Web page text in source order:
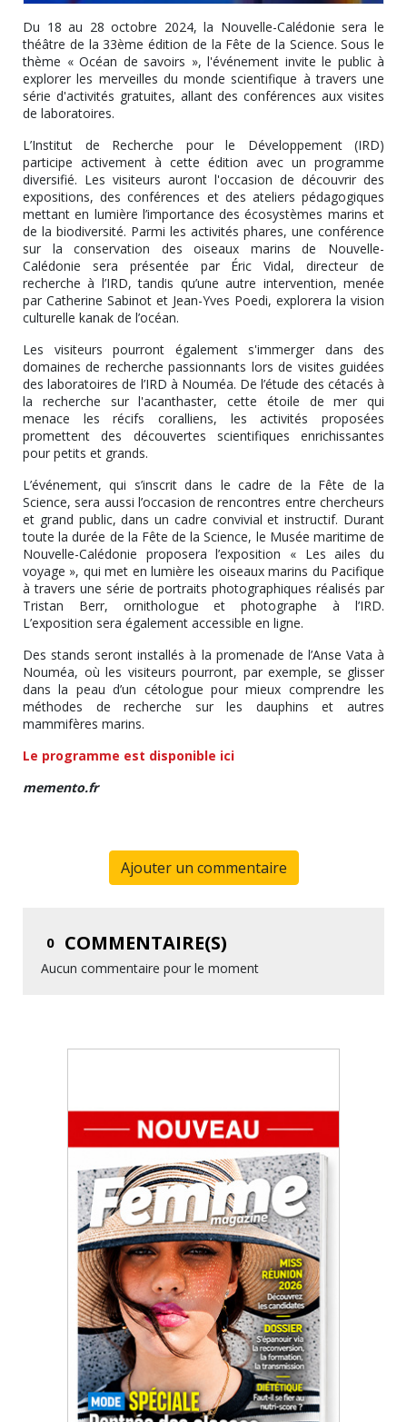
Du 18 au 28 octobre 2024, la Nouvelle-Calédonie sera le
théâtre de la 33ème édition de la Fête de la Science. Sous le
thème « Océan de savoirs », l'événement invite le public à
explorer les merveilles du monde scientifique à travers une
série d'activités gratuites, allant des conférences aux visites
de laboratoires.
L’Institut de Recherche pour le Développement (IRD)
participe activement à cette édition avec un programme
diversifié. Les visiteurs auront l'occasion de découvrir des
expositions, des conférences et des ateliers pédagogiques
mettant en lumière l’importance des écosystèmes marins et
de la biodiversité. Parmi les activités phares, une conférence
sur la conservation des oiseaux marins de Nouvelle-
Calédonie sera présentée par Éric Vidal, directeur de
recherche à l’IRD, tandis qu’une autre intervention, menée
par Catherine Sabinot et Jean-Yves Poedi, explorera la vision
culturelle kanak de l’océan.
Les visiteurs pourront également s'immerger dans des
domaines de recherche passionnants lors de visites guidées
des laboratoires de l’IRD à Nouméa. De l’étude des cétacés à
la recherche sur l'acanthaster, cette étoile de mer qui
menace les récifs coralliens, les activités proposées
promettent des découvertes scientifiques enrichissantes
pour petits et grands.
L’événement, qui s’inscrit dans le cadre de la Fête de la
Science, sera aussi l’occasion de rencontres entre chercheurs
et grand public, dans un cadre convivial et instructif. Durant
toute la durée de la Fête de la Science, le Musée maritime de
Nouvelle-Calédonie proposera l’exposition « Les ailes du
voyage », qui met en lumière les oiseaux marins du Pacifique
à travers une série de portraits photographiques réalisés par
Tristan Berr, ornithologue et photographe à l’IRD.
L’exposition sera également accessible en ligne.
Des stands seront installés à la promenade de l’Anse Vata à
Nouméa, où les visiteurs pourront, par exemple, se glisser
dans la peau d’un cétologue pour mieux comprendre les
méthodes de recherche sur les dauphins et autres
mammifères marins.
Le programme est disponible ici
memento.fr
Ajouter un commentaire
0 COMMENTAIRE(S)
Aucun commentaire pour le moment